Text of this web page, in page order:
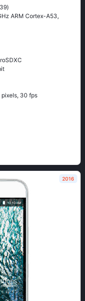
АRМ Соrtех-А53,
30 fps
2016